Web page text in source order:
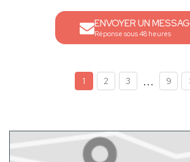
ENVOYER UN
Réponse sous 48 heures
1 2 3 ... 9